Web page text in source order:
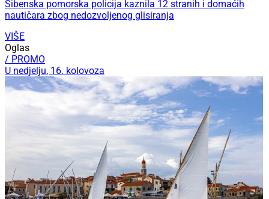
Šibenska pomorska policija kaznila 12 stranih i domaćih
nautičara zbog nedozvoljenog glisiranja
VIŠE
Oglas
/ PROMO
U nedjelju, 16. kolovoza